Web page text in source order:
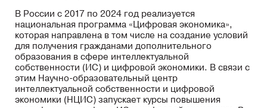
В России с 2017 по 2024 год реализуется
национальная программа «Цифровая экономика»,
которая направлена в том числе на создание условий
для получения гражданами дополнительного
образования в сфере интеллектуальной
собственности (ИС) и цифровой экономики. В связи с
этим Научно-образовательный центр
интеллектуальной собственности и цифровой
экономики (НЦИС) запускает курсы повышения